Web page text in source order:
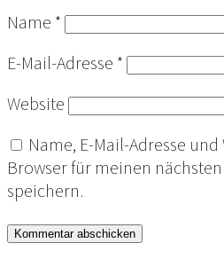
Name *
E-Mail-Adresse *
Website
Name, E-Mail-Adresse
Browser für meinen
speichern.